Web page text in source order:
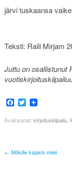
järvi tuskaansa
Teksti: Raili Mirjam
Juttu on osallistunut
Facebook
Twitter
Avainsanat: kirjoituskilpailu,
← Mökille kajakin mieli